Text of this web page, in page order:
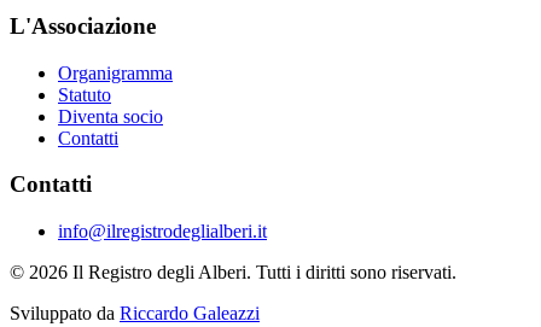
L'Associazione
Organigramma
Statuto
Diventa socio
Contatti
Contatti
info@ilregistrodeglialberi.it
© 2026 Il Registro degli Alberi. Tutti i diritti sono riservati.
Sviluppato da Riccardo Galeazzi